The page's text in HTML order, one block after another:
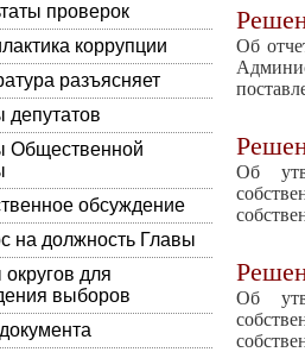
проверок
коррупции
разъясняет
депутатов
Общественной
обсуждение
на должность Главы
для
выборов
Об
Об
Об